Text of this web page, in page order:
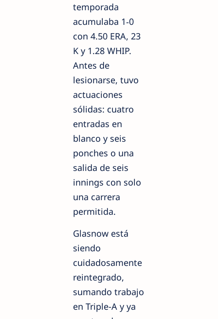
temporada
acumulaba 1‑0
con 4.50 ERA, 23
K y 1.28 WHIP.
Antes de
lesionarse, tuvo
actuaciones
sólidas: cuatro
entradas en
blanco y seis
ponches o una
salida de seis
innings con solo
una carrera
permitida.
Glasnow está
siendo
cuidadosamente
reintegrado,
sumando trabajo
en Triple-A y ya